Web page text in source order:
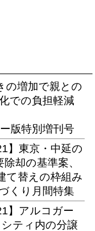
の増加で親との
での負担軽減
版特別増刊号
】東京・中延の
却の基準案、
て替えの枠組み
くり月間特集
】アルコガー
ティ内の分譲